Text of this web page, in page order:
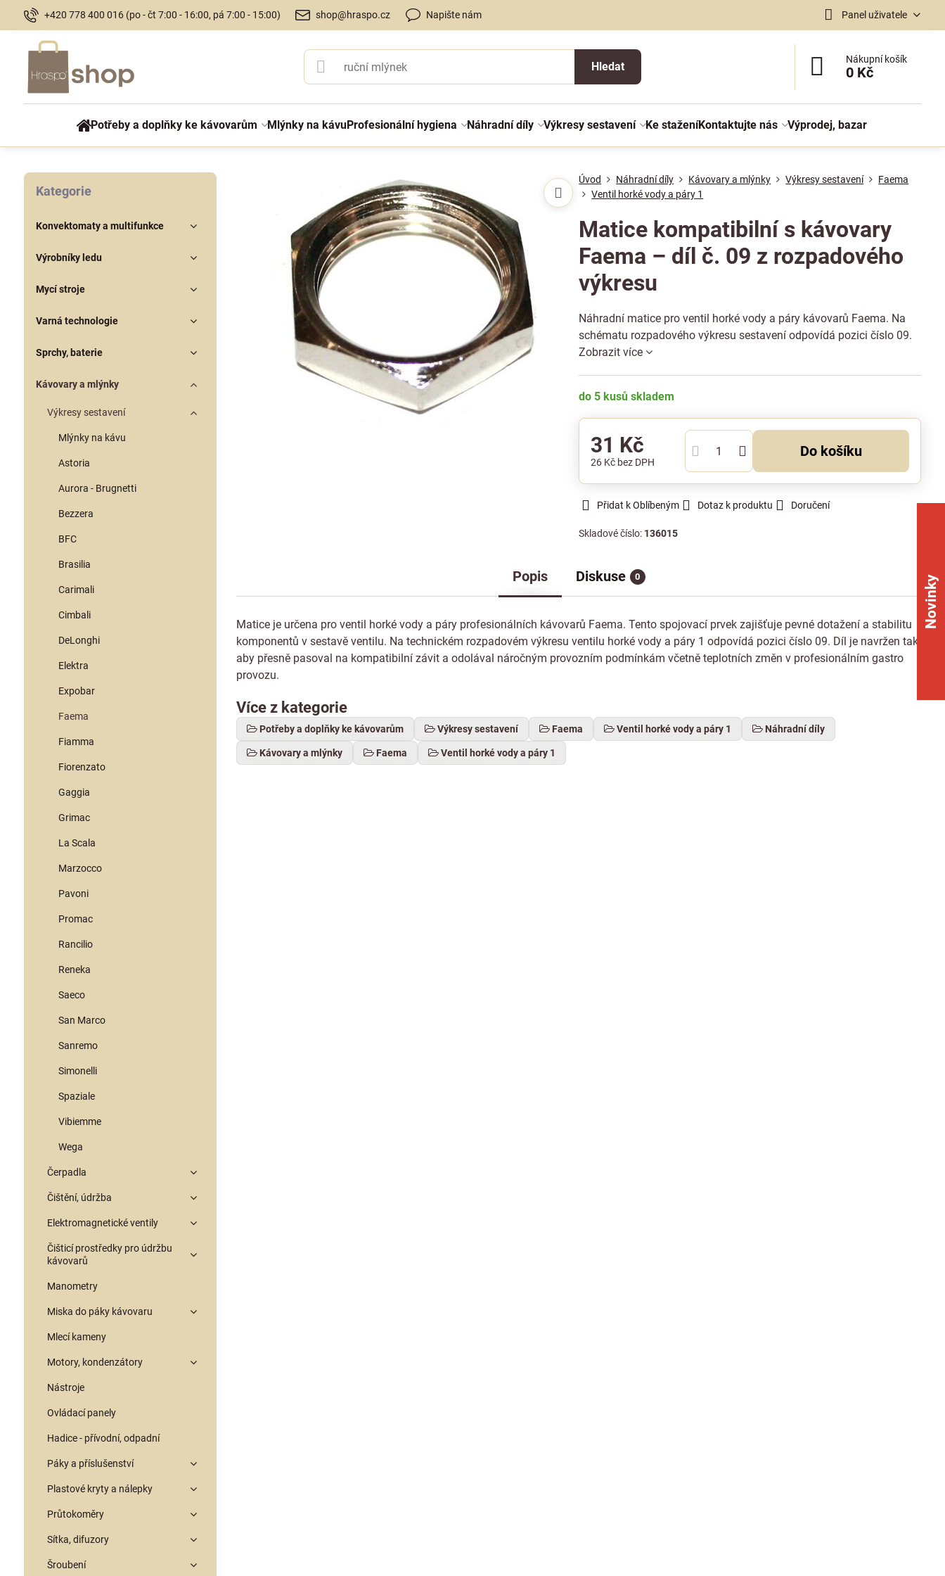
+420 778 400 016 (po - čt 7:00 - 16:00, pá 7:00 - 15:00) shop@hraspo.cz Napište nám Panel uživatele
Hledat
Nákupní košík
0 Kč
Potřeby a doplňky ke kávovarům Mlýnky na kávuProfesionální hygiena Náhradní díly Výkresy sestavení Ke staženíKontaktujte nás Výprodej, bazar
Úvod Náhradní díly Kávovary a mlýnky Výkresy sestavení
Faema
Ventil horké vody a páry 1
Matice kompatibilní s kávovary
Faema – díl č. 09 z rozpadového
výkresu
Náhradní matice pro ventil horké vody a páry kávovarů Faema. Na
schématu rozpadového výkresu sestavení odpovídá pozici číslo 09.
Zobrazit více
do 5 kusů skladem
31 Kč
26 Kč bez DPH
Do košíku
Přidat k Oblíbeným Dotaz k produktu Doručení
Skladové číslo: 136015
Popis Diskuse 0
Matice je určena pro ventil horké vody a páry profesionálních kávovarů Faema. Tento spojovací prvek zajišťuje pevné dotažení a stabilitu
komponentů v sestavě ventilu. Na technickém rozpadovém výkresu ventilu horké vody a páry 1 odpovídá pozici číslo 09. Díl je navržen tak,
aby přesně pasoval na kompatibilní závit a odolával náročným provozním podmínkám včetně teplotních změn v profesionálním gastro
provozu.
Více z kategorie
Potřeby a doplňky ke kávovarům Výkresy sestavení Faema Ventil horké vody a páry 1 Náhradní díly
Kávovary a mlýnky Faema Ventil horké vody a páry 1
Kategorie
Konvektomaty a multifunkce
Výrobníky ledu
Mycí stroje
Varná technologie
Sprchy, baterie
Kávovary a mlýnky
Výkresy sestavení
Mlýnky na kávu
Astoria
Aurora - Brugnetti
Bezzera
BFC
Brasilia
Carimali
Cimbali
DeLonghi
Elektra
Expobar
Faema
Fiamma
Fiorenzato
Gaggia
Grimac
La Scala
Marzocco
Pavoni
Promac
Rancilio
Reneka
Saeco
San Marco
Sanremo
Simonelli
Spaziale
Vibiemme
Wega
Čerpadla
Čištění, údržba
Elektromagnetické ventily
Čišticí prostředky pro údržbu
kávovarů
Manometry
Miska do páky kávovaru
Mlecí kameny
Motory, kondenzátory
Nástroje
Ovládací panely
Hadice - přívodní, odpadní
Páky a příslušenství
Plastové kryty a nálepky
Průtokoměry
Sítka, difuzory
Šroubení
Novinky